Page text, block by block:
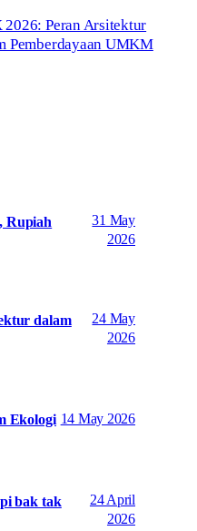
2026: Peran Arsitektur
Pemberdayaan UMKM
Rupiah
31 May
2026
dalam
24 May
2026
Ekologi 14 May 2026
bak tak
24 April
2026